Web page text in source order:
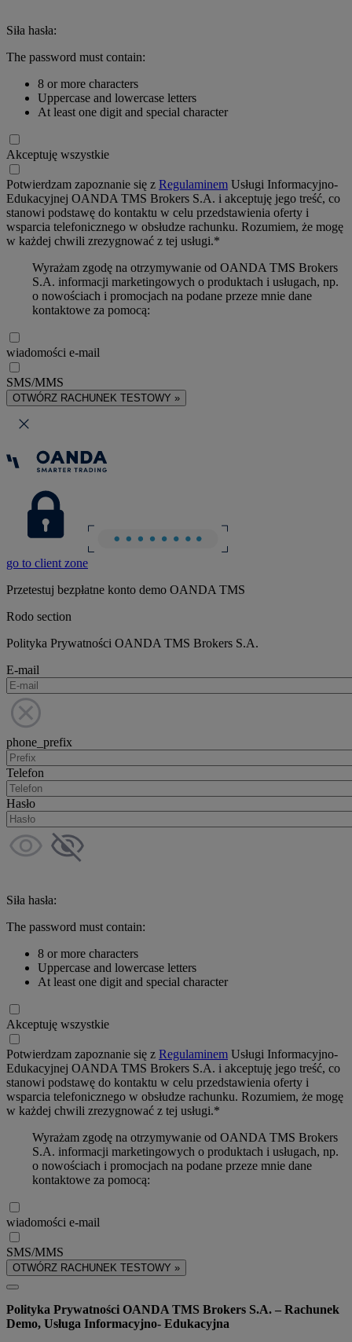
Siła hasła:
The password must contain:
8 or more characters
Uppercase and lowercase letters
At least one digit and special character
Akceptuję wszystkie
Potwierdzam zapoznanie się z Regulaminem Usługi Informacyjno-
Edukacyjnej OANDA TMS Brokers S.A. i akceptuję jego treść, co
stanowi podstawę do kontaktu w celu przedstawienia oferty i
wsparcia telefonicznego w obsłudze rachunku. Rozumiem, że mogę
w każdej chwili zrezygnować z tej usługi.*
Wyrażam zgodę na otrzymywanie od OANDA TMS Brokers
S.A. informacji marketingowych o produktach i usługach, np.
o nowościach i promocjach na podane przeze mnie dane
kontaktowe za pomocą:
wiadomości e-mail
SMS/MMS
OTWÓRZ RACHUNEK TESTOWY »
go to client zone
Przetestuj bezpłatne konto demo OANDA TMS
Rodo section
Polityka Prywatności OANDA TMS Brokers S.A.
E-mail
phone_prefix
Telefon
Hasło
Siła hasła:
The password must contain:
8 or more characters
Uppercase and lowercase letters
At least one digit and special character
Akceptuję wszystkie
Potwierdzam zapoznanie się z Regulaminem Usługi Informacyjno-
Edukacyjnej OANDA TMS Brokers S.A. i akceptuję jego treść, co
stanowi podstawę do kontaktu w celu przedstawienia oferty i
wsparcia telefonicznego w obsłudze rachunku. Rozumiem, że mogę
w każdej chwili zrezygnować z tej usługi.*
Wyrażam zgodę na otrzymywanie od OANDA TMS Brokers
S.A. informacji marketingowych o produktach i usługach, np.
o nowościach i promocjach na podane przeze mnie dane
kontaktowe za pomocą:
wiadomości e-mail
SMS/MMS
OTWÓRZ RACHUNEK TESTOWY »
Polityka Prywatności OANDA TMS Brokers S.A. – Rachunek
Demo, Usługa Informacyjno- Edukacyjna